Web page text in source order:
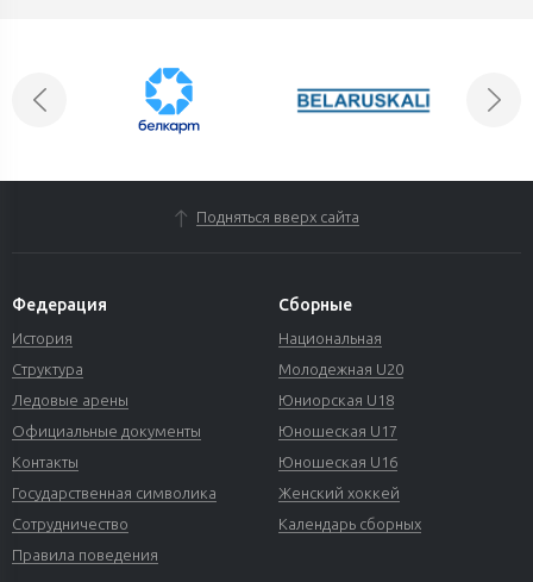
Подняться вверх сайта
Федерация
История
Структура
Ледовые арены
Официальные документы
Контакты
Государственная символика
Сотрудничество
Правила поведения
Сборные
Национальная
Молодежная U20
Юниорская U18
Юношеская U17
Юношеская U16
Женский хоккей
Календарь сборных